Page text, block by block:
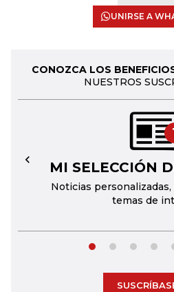
UNIRSE A
CONOZCA LOS
NUESTROS
MI SELECCIÓN
Noticias personalizadas,
temas de
←